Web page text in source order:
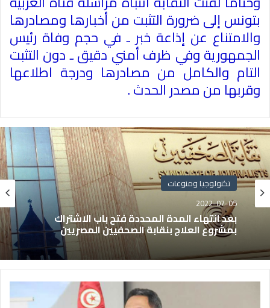
بتونس إلى ضرورة التثبت من أخبارها ومصادرها
والامتناع عن إذاعة خبر ـ في حجم وفاة رئيس
الجمهورية وفي ظرف أمني دقيق ـ دون التثبت
التام والكامل من مصادرها ودرجة اطلاعها
وقربها من مصدر الحدث.
تكنولوجيا ومنوعات
2022-07-05
بعد انتهاء المدة المحددة فتح باب الاشتراك
بمشروع العلاج بنقابة الصحفيين المصريين